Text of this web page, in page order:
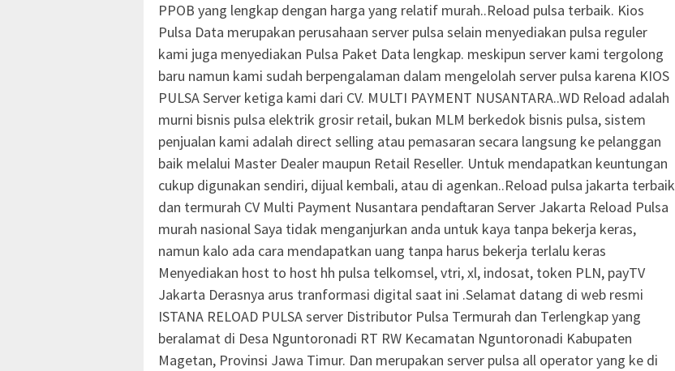
PPOB yang lengkap dengan harga yang relatif murah..Reload pulsa terbaik. Kios
Pulsa Data merupakan perusahaan server pulsa selain menyediakan pulsa reguler
kami juga menyediakan Pulsa Paket Data lengkap. meskipun server kami tergolong
baru namun kami sudah berpengalaman dalam mengelolah server pulsa karena KIOS
PULSA Server ketiga kami dari CV. MULTI PAYMENT NUSANTARA..WD Reload adalah
murni bisnis pulsa elektrik grosir retail, bukan MLM berkedok bisnis pulsa, sistem
penjualan kami adalah direct selling atau pemasaran secara langsung ke pelanggan
baik melalui Master Dealer maupun Retail Reseller. Untuk mendapatkan keuntungan
cukup digunakan sendiri, dijual kembali, atau di agenkan..Reload pulsa jakarta terbaik
dan termurah CV Multi Payment Nusantara pendaftaran Server Jakarta Reload Pulsa
murah nasional Saya tidak menganjurkan anda untuk kaya tanpa bekerja keras,
namun kalo ada cara mendapatkan uang tanpa harus bekerja terlalu keras
Menyediakan host to host hh pulsa telkomsel, vtri, xl, indosat, token PLN, payTV
Jakarta Derasnya arus tranformasi digital saat ini .Selamat datang di web resmi
ISTANA RELOAD PULSA server Distributor Pulsa Termurah dan Terlengkap yang
beralamat di Desa Nguntoronadi RT RW Kecamatan Nguntoronadi Kabupaten
Magetan, Provinsi Jawa Timur. Dan merupakan server pulsa all operator yang ke di